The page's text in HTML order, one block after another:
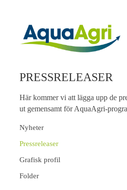
PRESSRELEASER
Här kommer vi att lägga upp de
ut gemensamt för AquaAgri-
Nyheter
Pressreleaser
Grafisk profil
Folder